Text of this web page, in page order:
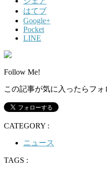
はてブ
Google+
Pocket
LINE
Follow Me!
この記事が気に入ったらフォ
CATEGORY :
ニュース
TAGS :